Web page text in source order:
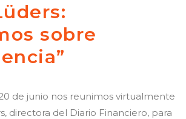
sobre
de junio nos reunimos virtualmente
directora del Diario Financiero, para